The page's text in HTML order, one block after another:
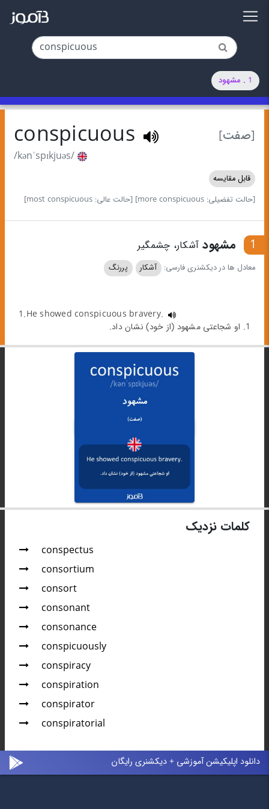
1 . مشهود
[صفت] conspicuous
/kənˈspɪkjuəs/
قابل مقایسه
[حالت تفضیلی: more conspicuous]
[حالت عالی: most conspicuous]
1 مشهود آشکار، چشمگیر
معادل ها در دیکشنری فارسی: آشکار پررنگ
1.He showed conspicuous bravery.
1. او شجاعتی مشهود (از خود) نشان داد.
کلمات نزدیک
conspectus
consortium
consort
consonant
consonance
conspicuously
conspiracy
conspiration
conspirator
conspiratorial
دانلود اپلیکیشن آموزشی + دیکشنری رایگان